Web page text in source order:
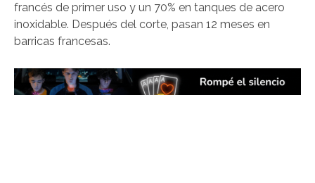
francés de primer uso y un 70% en tanques de acero
inoxidable. Después del corte, pasan 12 meses en
barricas francesas.